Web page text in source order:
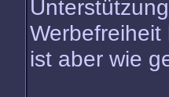
ist aber wie